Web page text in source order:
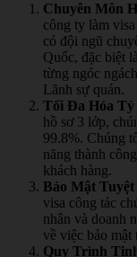
Chuyên Môn
công ty làm
có đội ngũ
Quốc, đặc biệt
từng ngóc
Lãnh sự quán.
Tối Đa Hóa
hồ sơ 3 lớp,
99.8%. Chúng
năng thành
khách hàng.
Bảo Mật
visa công tác
nhân và doanh
về việc bảo mật
Quy Trình